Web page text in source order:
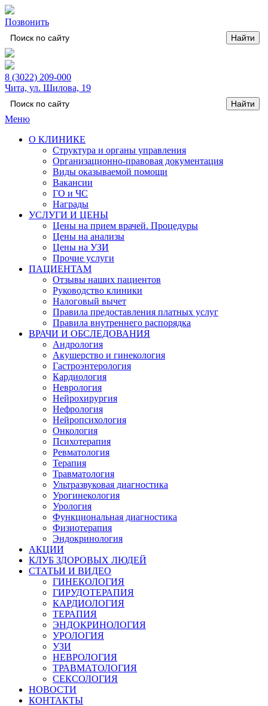
Позвонить
8 (3022) 209-000
Чита, ул. Шилова, 19
Меню
О КЛИНИКЕ
Структура и органы управления
Организационно-правовая документация
Виды оказываемой помощи
Вакансии
ГО и ЧС
Награды
УСЛУГИ И ЦЕНЫ
Цены на прием врачей. Процедуры
Цены на анализы
Цены на УЗИ
Прочие услуги
ПАЦИЕНТАМ
Отзывы наших пациентов
Руководство клиники
Налоговый вычет
Правила предоставления платных услуг
Правила внутреннего распорядка
ВРАЧИ И ОБСЛЕДОВАНИЯ
Андрология
Акушерство и гинекология
Гастроэнтерология
Кардиология
Неврология
Нейрохирургия
Нефрология
Нейропсихология
Онкология
Психотерапия
Ревматология
Терапия
Травматология
Ультразвуковая диагностика
Урогинекология
Урология
Функциональная диагностика
Физиотерапия
Эндокринология
АКЦИИ
КЛУБ ЗДОРОВЫХ ЛЮДЕЙ
СТАТЬИ И ВИДЕО
ГИНЕКОЛОГИЯ
ГИРУДОТЕРАПИЯ
КАРДИОЛОГИЯ
ТЕРАПИЯ
ЭНДОКРИНОЛОГИЯ
УРОЛОГИЯ
УЗИ
НЕВРОЛОГИЯ
ТРАВМАТОЛОГИЯ
СЕКСОЛОГИЯ
НОВОСТИ
КОНТАКТЫ